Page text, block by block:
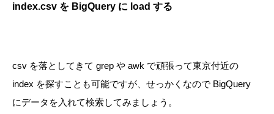
index.csv を BigQuery に load する
csv を落としてきて grep や awk で頑張って東京付近の
index を探すことも可能ですが、せっかくなので BigQuery
にデータを入れて検索してみましょう。